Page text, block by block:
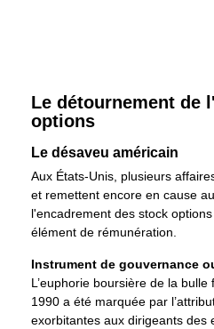
Le détournement de
options
Le désaveu américain
Aux États-Unis, plusieurs
et remettent encore en cause
l'encadrement des stock
élément de rémunération.
Instrument de gouvernance
L’euphorie boursière de la
1990 a été marquée par
exorbitantes aux dirigeants des